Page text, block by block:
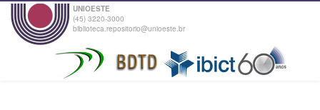
UNIOESTE
(45) 3220-3000
biblioteca.repositorio@unioeste.br